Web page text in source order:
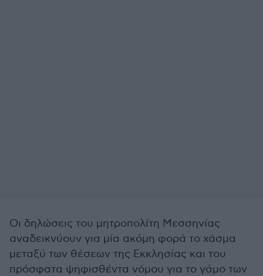
Οι δηλώσεις του μητροπολίτη Μεσσηνίας
αναδεικνύουν για μία ακόμη φορά το χάσμα
μεταξύ των θέσεων της Εκκλησίας και του
πρόσφατα ψηφισθέντα νόμου για το γάμο των